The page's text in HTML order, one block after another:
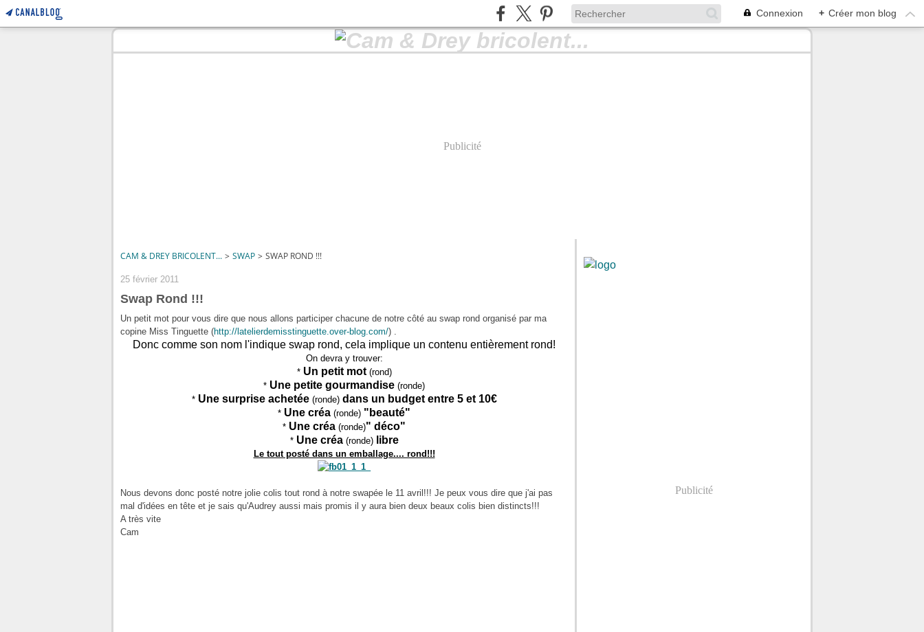
Connexion + Créer mon blog
Publicité
CAM & DREY BRICOLENT... > SWAP > SWAP ROND !!!
25 février 2011
Swap Rond !!!
Un petit mot pour vous dire que nous allons participer chacune de notre côté au swap rond organisé par ma
copine Miss Tinguette (http://latelierdemisstinguette.over-blog.com/) .
Donc comme son nom l'indique swap rond, cela implique un contenu entièrement rond!
On devra y trouver:
* Un petit mot(rond)
* Une petite gourmandise (ronde)
* Une surprise achetée (ronde)dans un budget entre 5 et 10€
* Une créa (ronde) "beauté"
* Une créa (ronde)" déco"
* Une créa (ronde)libre
Le tout posté dans un emballage.... rond!!!
Nous devons donc posté notre jolie colis tout rond à notre swapée le 11 avril!!! Je peux vous dire que j'ai pas
mal d'idées en tête et je sais qu'Audrey aussi mais promis il y aura bien deux beaux colis bien distincts!!!
A très vite
Cam
Publicité